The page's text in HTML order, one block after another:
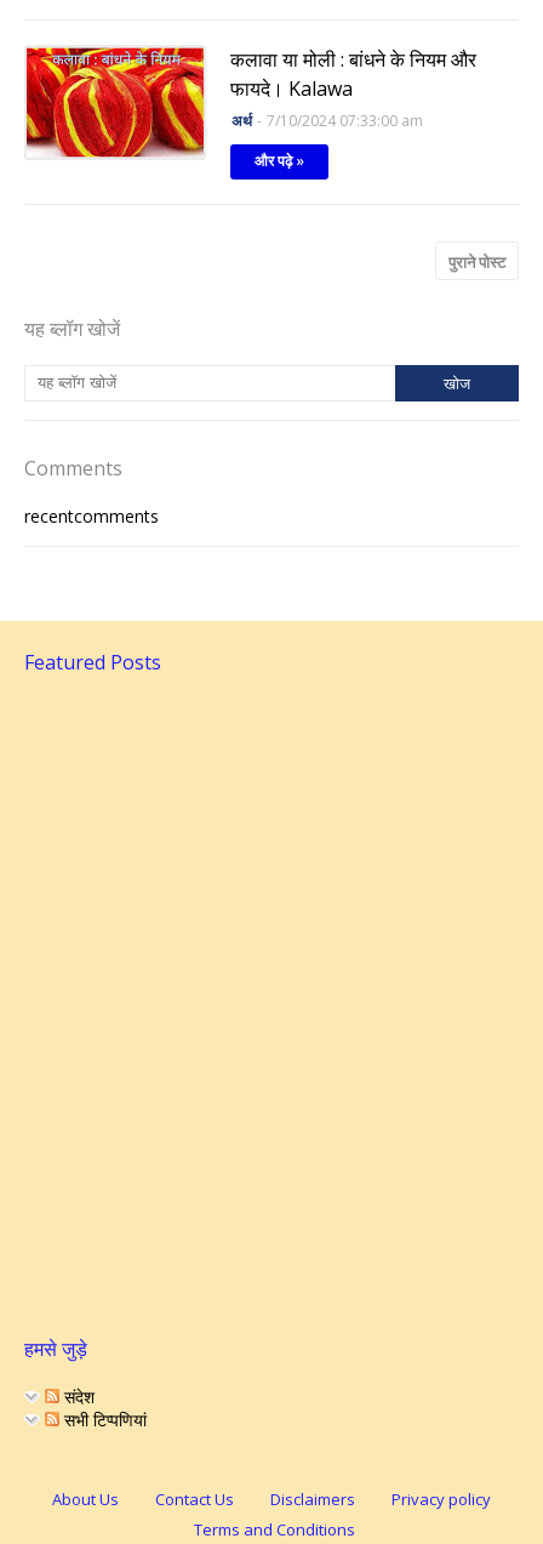
कलावा या मोली : बांधने के नियम और
फायदे। Kalawa
अर्थ - 7/10/2024 07:33:00 am
और पढ़े »
पुराने पोस्ट
यह ब्लॉग खोजें
Comments
recentcomments
Featured Posts
हमसे जुड़े
संदेश
सभी टिप्पणियां
About Us Contact Us Disclaimers
Privacy policy
Terms and Conditions